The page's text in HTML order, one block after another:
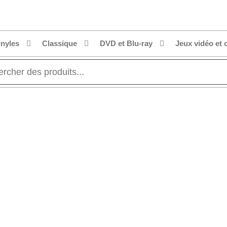
Classique DVD et Blu-ray Jeux vidéo et